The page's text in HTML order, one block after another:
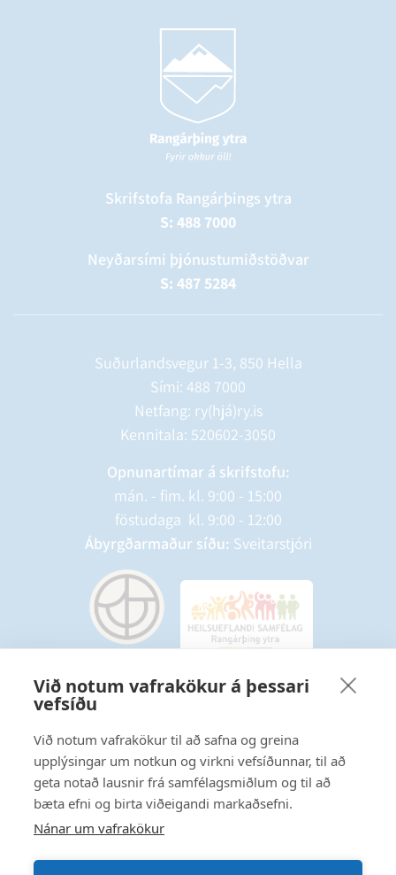
Við notum vafrakökur á þessari
vefsíðu
Við notum vafrakökur til að safna og greina
upplýsingar um notkun og virkni vefsíðunnar, til að
geta notað lausnir frá samfélagsmiðlum og til að
bæta efni og birta viðeigandi markaðsefni.
Nánar um vafrakökur
Skrifstofa Rangárþings ytra
S: 488 7000
Neyðarsími þjónustumiðstöðvar
S: 487 5284
Suðurlandsvegur 1-3, 850 Hella
Sími: 488 7000
Netfang: ry(hjá)ry.is
Kennitala: 520602-3050
Opnunartímar á skrifstofu:
mán. - fim. kl. 9:00 - 15:00
föstudaga kl. 9:00 - 12:00
Ábyrgðarmaður síðu: Sveitarstjóri
Starfsmannavefur
Hafðu samband
Ritstjórnarstefna
Fylgstu með á Facebook